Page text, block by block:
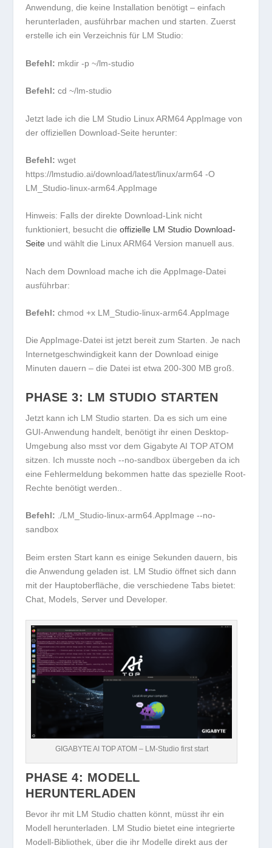
Anwendung, die keine Installation benötigt – einfach
herunterladen, ausführbar machen und starten. Zuerst
erstelle ich ein Verzeichnis für LM Studio:
Befehl: mkdir -p ~/lm-studio
Befehl: cd ~/lm-studio
Jetzt lade ich die LM Studio Linux ARM64 AppImage von
der offiziellen Download-Seite herunter:
Befehl: wget
https://lmstudio.ai/download/latest/linux/arm64 -O
LM_Studio-linux-arm64.AppImage
Hinweis: Falls der direkte Download-Link nicht
funktioniert, besucht dieoffizielle LM Studio Download-
Seite und wählt die Linux ARM64 Version manuell aus.
Nach dem Download mache ich die AppImage-Datei
ausführbar:
Befehl: chmod +x LM_Studio-linux-arm64.AppImage
Die AppImage-Datei ist jetzt bereit zum Starten. Je nach
Internetgeschwindigkeit kann der Download einige
Minuten dauern – die Datei ist etwa 200-300 MB groß.
PHASE 3: LM STUDIO STARTEN
Jetzt kann ich LM Studio starten. Da es sich um eine
GUI-Anwendung handelt, benötigt ihr einen Desktop-
Umgebung also msst vor dem Gigabyte AI TOP ATOM
sitzen. Ich musste noch--no-sandbox übergeben da ich
eine Fehlermeldung bekommen hatte das spezielle Root-
Rechte benötigt werden..
Befehl: ./LM_Studio-linux-arm64.AppImage --no-
sandbox
Beim ersten Start kann es einige Sekunden dauern, bis
die Anwendung geladen ist. LM Studio öffnet sich dann
mit der Hauptoberfläche, die verschiedene Tabs bietet:
Chat, Models, Server und Developer.
GIGABYTE AI TOP ATOM – LM-Studio first start
PHASE 4: MODELL
HERUNTERLADEN
Bevor ihr mit LM Studio chatten könnt, müsst ihr ein
Modell herunterladen. LM Studio bietet eine integrierte
Modell-Bibliothek, über die ihr Modelle direkt aus der